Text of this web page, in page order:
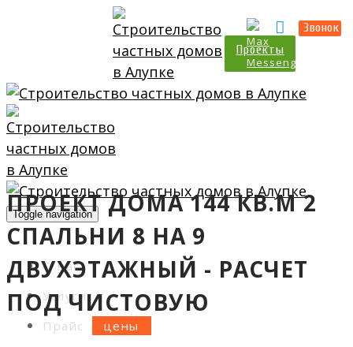
Проекты
Звонок
Toggle navigation
О нас
Услуги
Прайс
ПРОЕКТ ДОМА 144 КВ.М 2
СПАЛЬНИ 8 НА 9
ДВУХЭТАЖНЫЙ - РАСЧЕТ
ПОД ЧИСТОВУЮ